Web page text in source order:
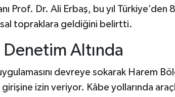
Prof. Dr. Ali Erbaş, bu yıl Türkiye’den
topraklara geldiğini belirtti.
Denetim Altında
devreye sokarak Harem
izin veriyor. Kâbe yollarında